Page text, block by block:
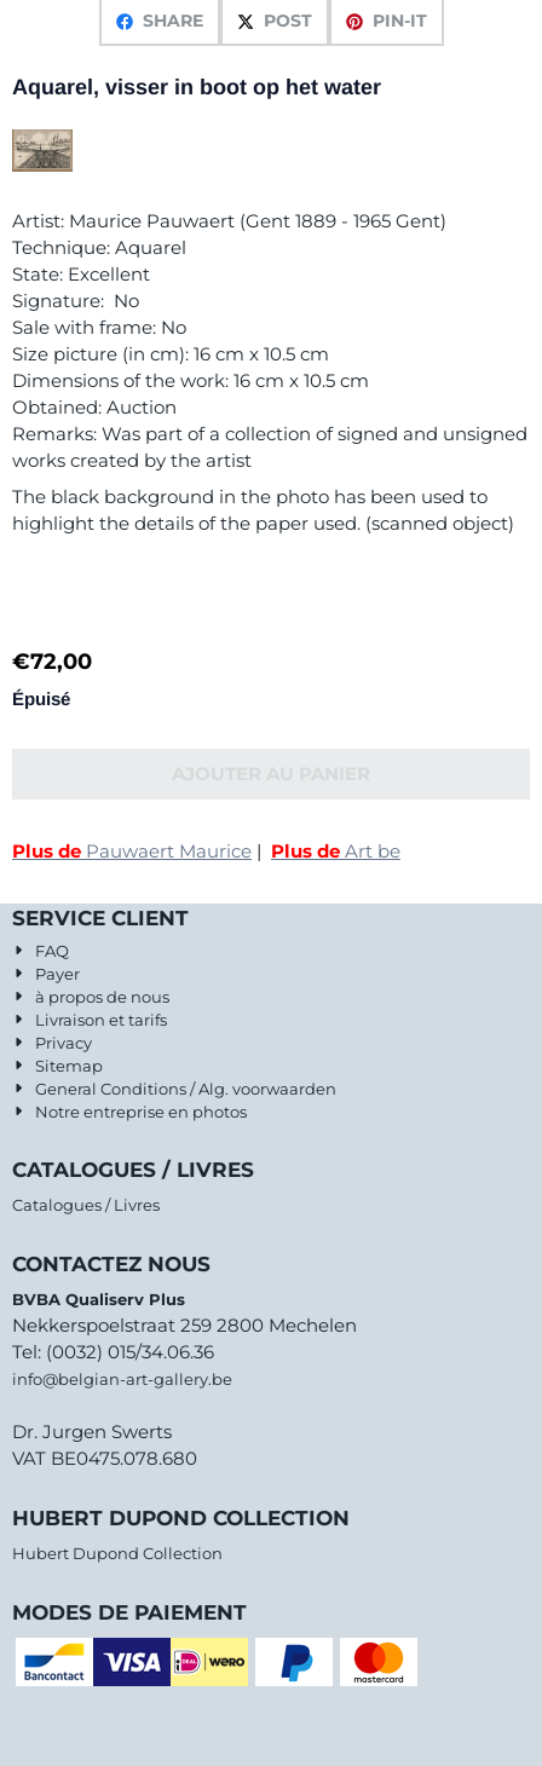
SHARE POST PIN-IT
Aquarel, visser in boot op het water
Artist: Maurice Pauwaert (Gent 1889 - 1965 Gent)
Technique: Aquarel
State: Excellent
Signature: No
Sale with frame: No
Size picture (in cm): 16 cm x 10.5 cm
Dimensions of the work: 16 cm x 10.5 cm
Obtained: Auction
Remarks: Was part of a collection of signed and unsigned
works created by the artist
The black background in the photo has been used to
highlight the details of the paper used. (scanned object)
€72,00
Épuisé
Plus de Pauwaert Maurice | Plus de Art be
SERVICE CLIENT
FAQ
Payer
à propos de nous
Livraison et tarifs
Privacy
Sitemap
General Conditions / Alg. voorwaarden
Notre entreprise en photos
CATALOGUES / LIVRES
Catalogues / Livres
CONTACTEZ NOUS
BVBA Qualiserv Plus
Nekkerspoelstraat 259 2800 Mechelen
Tel: (0032) 015/34.06.36
info@belgian-art-gallery.be
Dr. Jurgen Swerts
VAT BE0475.078.680
HUBERT DUPOND COLLECTION
Hubert Dupond Collection
MODES DE PAIEMENT